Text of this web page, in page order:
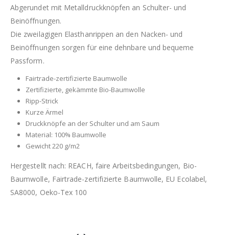
Abgerundet mit Metalldruckknöpfen an Schulter- und
Beinöffnungen.
Die zweilagigen Elasthanrippen an den Nacken- und
Beinöffnungen sorgen für eine dehnbare und bequeme
Passform.
Fairtrade-zertifizierte Baumwolle
Zertifizierte, gekämmte Bio-Baumwolle
Ripp-Strick
Kurze Ärmel
Druckknöpfe an der Schulter und am Saum
Material: 100% Baumwolle
Gewicht 220 g/m2
Hergestellt nach: REACH, faire Arbeitsbedingungen, Bio-
Baumwolle, Fairtrade-zertifizierte Baumwolle, EU Ecolabel,
SA8000, Oeko-Tex 100